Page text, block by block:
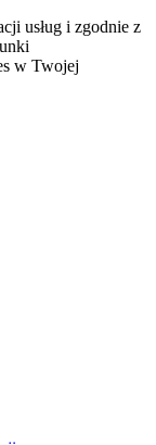
usług i zgodnie z
w Twojej